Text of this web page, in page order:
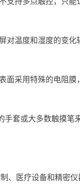
温度和湿度的变化
采用特殊的电阻膜
套或大多数触摸笔
、医疗设备和精密仪